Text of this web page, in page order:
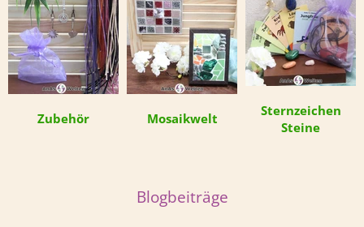
Zubehör Mosaikwelt
Sternzeichen
Steine
Blogbeiträge